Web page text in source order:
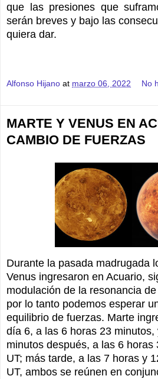
que las presiones que
serán breves y bajo las
quiera dar.
Alfonso Hijano at marzo 06, 2022 No
MARTE Y VENUS EN
CAMBIO DE FUERZAS
Durante la pasada madrugada
Venus ingresaron en Acuario,
modulación de la resonancia
por lo tanto podemos esperar
equilibrio de fuerzas. Marte
día 6, a las 6 horas 23
minutos después, a las 6 horas
UT; más tarde, a las 7 horas y
UT, ambos se reúnen en